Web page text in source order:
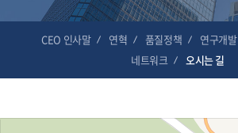
CEO 인사말 연혁 품질정책 연구개발
네트워크
오시는 길